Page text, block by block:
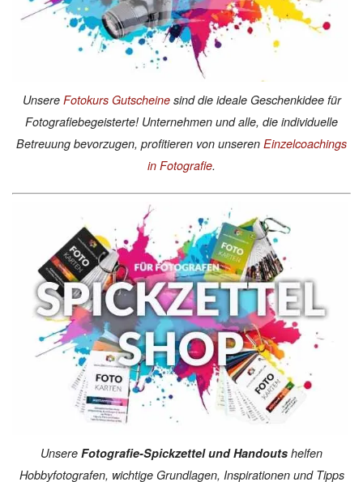
Unsere Fotokurs Gutscheinesind die ideale Geschenkidee für
Fotografiebegeisterte! Unternehmen und alle, die individuelle
Betreuung bevorzugen, profitieren von unseren Einzelcoachings
in Fotografie.
Unsere Fotografie-Spickzettel und Handouts helfen
Hobbyfotografen, wichtige Grundlagen, Inspirationen und Tipps